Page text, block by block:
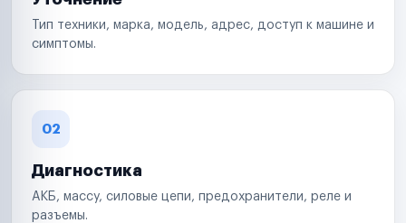
Тип техники, марка, модель, адрес, доступ к машине и
симптомы.
02
Диагностика
АКБ, массу, силовые цепи, предохранители, реле и
разъемы.